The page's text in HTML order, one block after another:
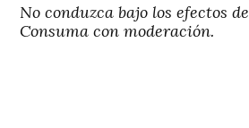
No conduzca bajo los efectos
Consuma con moderación.